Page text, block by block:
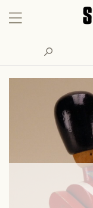
Konto
Suche